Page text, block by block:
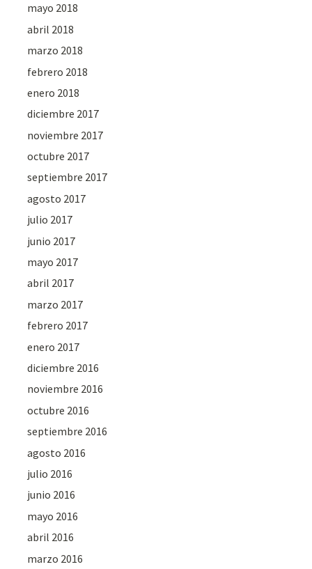
mayo 2018
abril 2018
marzo 2018
febrero 2018
enero 2018
diciembre 2017
noviembre 2017
octubre 2017
septiembre 2017
agosto 2017
julio 2017
junio 2017
mayo 2017
abril 2017
marzo 2017
febrero 2017
enero 2017
diciembre 2016
noviembre 2016
octubre 2016
septiembre 2016
agosto 2016
julio 2016
junio 2016
mayo 2016
abril 2016
marzo 2016